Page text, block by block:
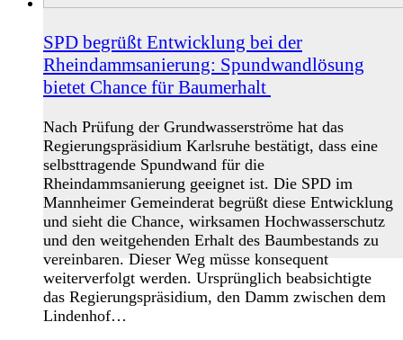
SPD begrüßt Entwicklung bei der
Rheindammsanierung: Spundwandlösung
bietet Chance für Baumerhalt
Nach Prüfung der Grundwasserströme hat das
Regierungspräsidium Karlsruhe bestätigt, dass eine
selbsttragende Spundwand für die
Rheindammsanierung geeignet ist. Die SPD im
Mannheimer Gemeinderat begrüßt diese Entwicklung
und sieht die Chance, wirksamen Hochwasserschutz
und den weitgehenden Erhalt des Baumbestands zu
vereinbaren. Dieser Weg müsse konsequent
weiterverfolgt werden. Ursprünglich beabsichtigte
das Regierungspräsidium, den Damm zwischen dem
Lindenhof…